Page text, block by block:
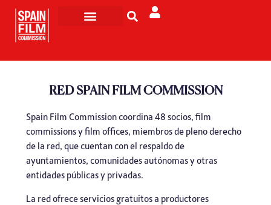
RED SPAIN FILM COMMISSION
Spain Film Commission coordina 48 socios, film
commissions y film offices, miembros de pleno derecho
de la red, que cuentan con el respaldo de
ayuntamientos, comunidades autónomas y otras
entidades públicas y privadas.
La red ofrece servicios gratuitos a productores